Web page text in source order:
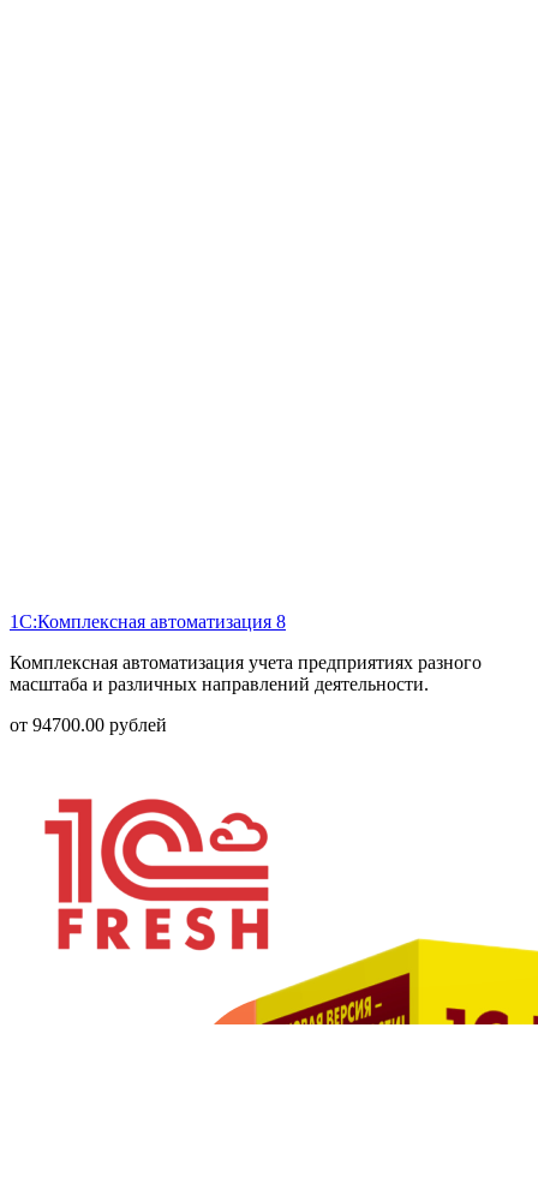
1С:Комплексная автоматизация 8
Комплексная автоматизация учета предприятиях разного
масштаба и различных направлений деятельности.
от 94700.00 рублей